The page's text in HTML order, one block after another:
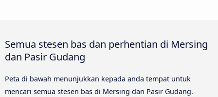
Semua stesen bas dan perhentian di Mersing
dan Pasir Gudang
Peta di bawah menunjukkan kepada anda tempat untuk
mencari semua stesen bas di Mersing dan Pasir Gudang.